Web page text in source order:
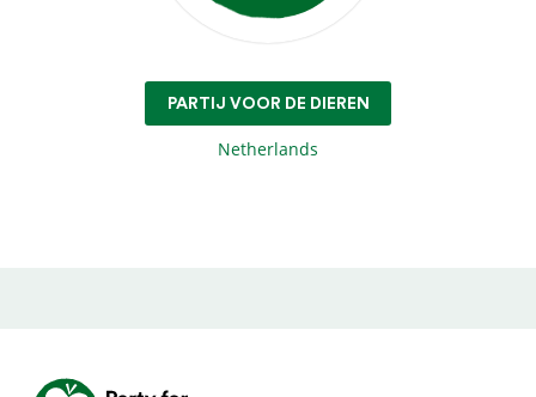
PARTIJ VOOR DE DIEREN
Netherlands